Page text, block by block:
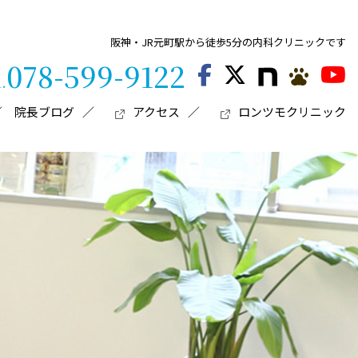
阪神・JR元町駅から徒歩5分の内科クリニックです
078-599-9122
院長ブログ アクセス ロンツモクリニック